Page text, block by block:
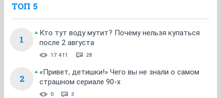
ТОП 5
1
Кто тут воду мутит? Почему нельзя купаться
после 2 августа
17 411 28
2
«Привет, детишки!» Чего вы не знали о самом
страшном сериале 90-х
0 3